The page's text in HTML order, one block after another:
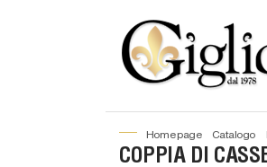
home page catalogo
COPPIA DI